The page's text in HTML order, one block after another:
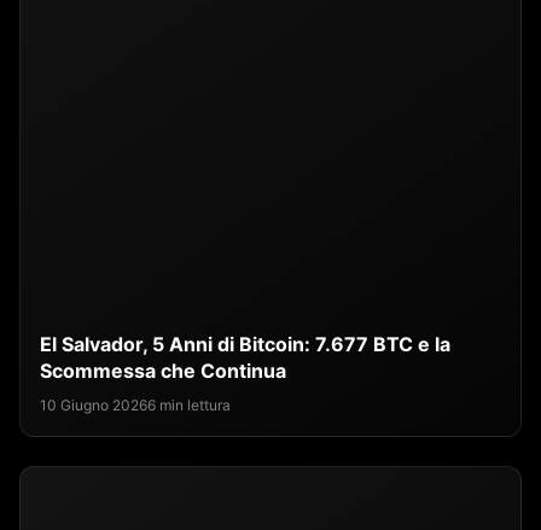
El Salvador, 5 Anni di Bitcoin: 7.677 BTC e la
Scommessa che Continua
10 Giugno 20266 min lettura